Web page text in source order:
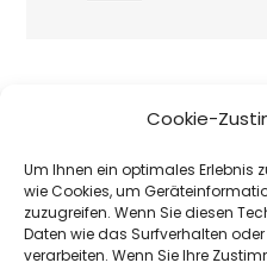
Cookie-
Um Ihnen ein optimales Erlebnis
wie Cookies, um
zuzugreifen. Wenn Sie diesen
Daten wie das Surfverhalten
verarbeiten. Wenn Sie Ihre